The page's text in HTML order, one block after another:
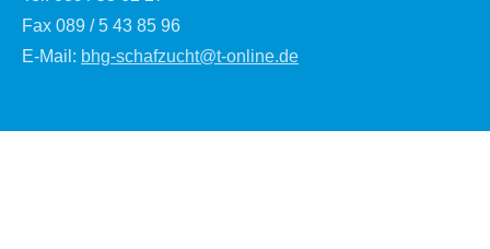
Fax 089 / 5 43 85 96
E-Mail: bhg-schafzucht@t-online.de